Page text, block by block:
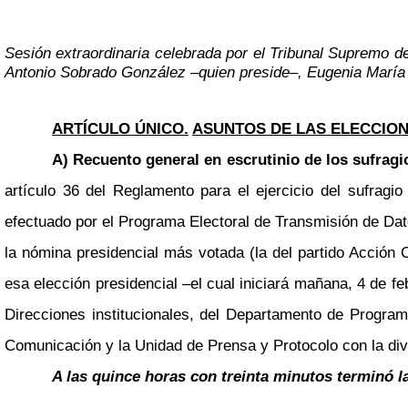
Sesión extraordinaria celebrada por el Tribunal Supremo
Antonio Sobrado González –quien preside–, Eugenia
ARTÍCULO ÚNICO. ASUNTOS DE LAS
A) Recuento general en escrutinio de los
artículo 36 del Reglamento para el ejercicio del
efectuado por el Programa Electoral de Transmisión de
la nómina presidencial más votada (la del partido
esa elección presidencial –el cual iniciará mañana, 4 de
Direcciones institucionales, del Departamento de
Comunicación y la Unidad de Prensa y Protocolo con la
A las quince horas con treinta minutos terminó